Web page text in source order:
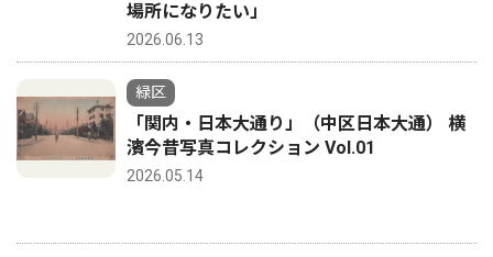
場所になりたい」
2026.06.13
緑区
「関内・日本大通り」（中区日本大通） 横
濱今昔写真コレクション Vol.01
2026.05.14